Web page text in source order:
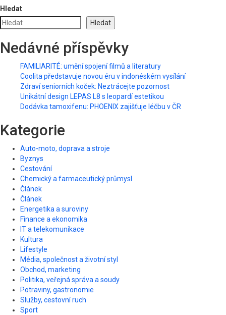
Hledat
Hledat
Nedávné příspěvky
FAMILIARITÉ: umění spojení filmů a literatury
Coolita představuje novou éru v indonéském vysílání
Zdraví seniorních koček: Neztrácejte pozornost
Unikátní design LEPAS L8 s leopardí estetikou
Dodávka tamoxifenu: PHOENIX zajišťuje léčbu v ČR
Kategorie
Auto-moto, doprava a stroje
Byznys
Cestování
Chemický a farmaceutický průmysl
Článek
Článek
Energetika a suroviny
Finance a ekonomika
IT a telekomunikace
Kultura
Lifestyle
Média, společnost a životní styl
Obchod, marketing
Politika, veřejná správa a soudy
Potraviny, gastronomie
Služby, cestovní ruch
Sport